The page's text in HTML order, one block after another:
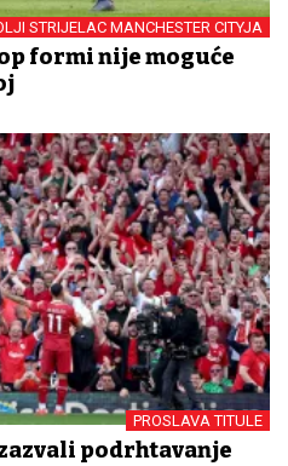
STRIJELAC MANCHESTER CITYJA
formi nije moguće
PROSLAVA TITULE
podrhtavanje